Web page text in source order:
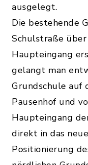
ausgelegt.
Die bestehende
Schulstraße
Haupteingang
gelangt man
Grundschule auf
Pausenhof und
Haupteingang
direkt in das
Positionierung